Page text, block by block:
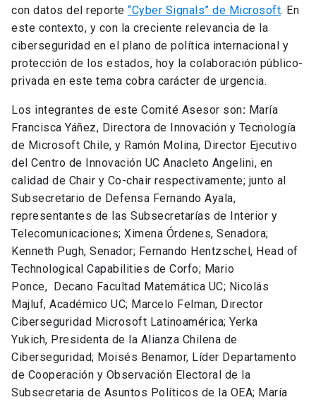
con datos del reporte “Cyber Signals” de Microsoft. En
este contexto, y con la creciente relevancia de la
ciberseguridad en el plano de política internacional y
protección de los estados, hoy la colaboración público-
privada en este tema cobra carácter de urgencia.
Los integrantes de este Comité Asesor son: María
Francisca Yáñez, Directora de Innovación y Tecnología
de Microsoft Chile, y Ramón Molina, Director Ejecutivo
del Centro de Innovación UC Anacleto Angelini, en
calidad de Chair y Co-chair respectivamente; junto al
Subsecretario de Defensa Fernando Ayala,
representantes de las Subsecretarías de Interior y
Telecomunicaciones; Ximena Órdenes, Senadora;
Kenneth Pugh, Senador; Fernando Hentzschel, Head of
Technological Capabilities de Corfo; Mario
Ponce, Decano Facultad Matemática UC; Nicolás
Majluf, Académico UC; Marcelo Felman, Director
Ciberseguridad Microsoft Latinoamérica; Yerka
Yukich, Presidenta de la Alianza Chilena de
Ciberseguridad; Moisés Benamor, Líder Departamento
de Cooperación y Observación Electoral de la
Subsecretaria de Asuntos Políticos de la OEA; María